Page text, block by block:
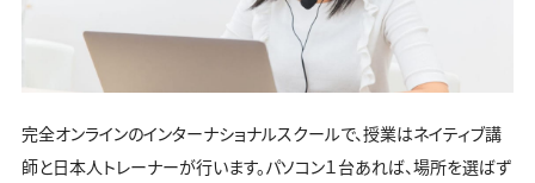
完全オンラインのインターナショナルスクールで、授業はネイティブ講
師と日本人トレーナーが行います。パソコン１台あれば、場所を選ばず